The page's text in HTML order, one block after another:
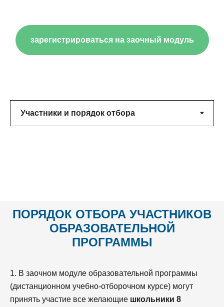
зарегистрироваться на заочный модуль
ПОРЯДОК ОТБОРА УЧАСТНИКОВ
ОБРАЗОВАТЕЛЬНОЙ
ПРОГРАММЫ
1. В заочном модуле образовательной программы
(дистанционном учебно-отборочном курсе) могут
принять участие все желающие школьники 8